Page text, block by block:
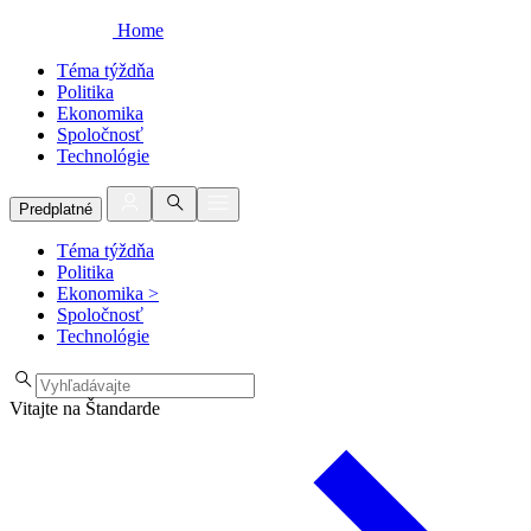
Home
Téma týždňa
Politika
Ekonomika
Spoločnosť
Technológie
Predplatné
Téma týždňa
Politika
Ekonomika >
Spoločnosť
Technológie
Vitajte na Štandarde